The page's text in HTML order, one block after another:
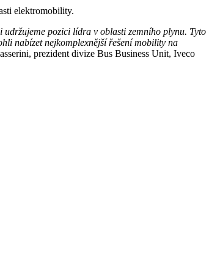
elektromobility.
udržujeme pozici lídra v oblasti zemního plynu. Tyto
nabízet nejkomplexnější řešení mobility na
prezident divize Bus Business Unit, Iveco